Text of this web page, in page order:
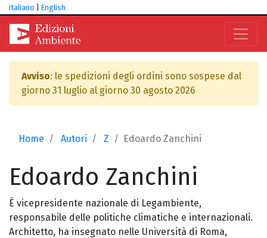
Italiano English
Avviso: le spedizioni degli ordini sono sospese dal
giorno 31 luglio al giorno 30 agosto 2026
Home Autori Z Edoardo Zanchini
Edoardo Zanchini
È vicepresidente nazionale di Legambiente,
responsabile delle politiche climatiche e internazionali.
Architetto, ha insegnato nelle Università di Roma,